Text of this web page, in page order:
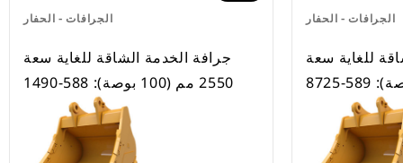
الجرافات - الحفار
جرافة الخدمة الشاقة للغاية سعة
2550 مم (100 بوصة): 588-1490
الجرافات - الحفار
للغاية سعة